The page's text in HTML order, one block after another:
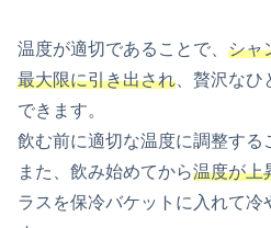
温度が適切であることで、 シャ
最大限に引き出され 、贅沢な
できます。
飲む前に適切な温度に調整する
また、飲み始めてから温度が上
ラスを保冷バケットに入れて